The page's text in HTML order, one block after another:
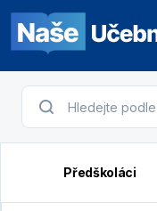
Předškoláci